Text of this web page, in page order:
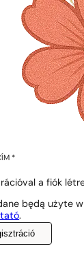
*
a fiók
dane będą użyte
.